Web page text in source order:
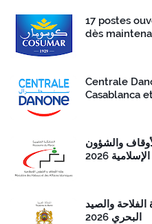
17 postes
dès
Centrale
Casablanca
الأوقاف والشؤون
الإسلامية 2026
بوزارة الفلاحة والصيد
البحري 2026